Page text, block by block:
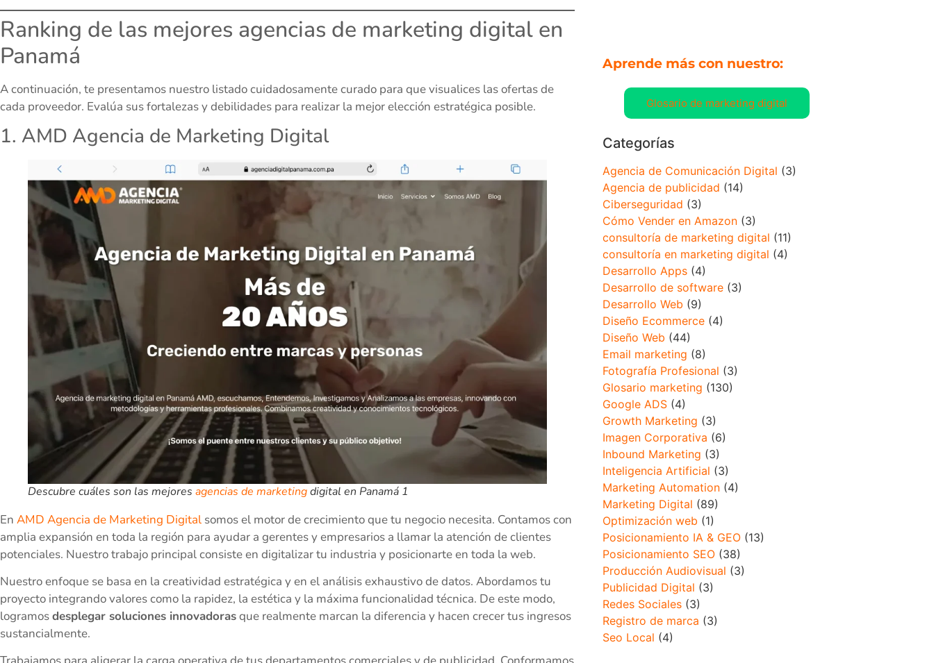
Ranking de las mejores agencias de marketing digital en
Panamá
A continuación, te presentamos nuestro listado cuidadosamente curado para que visualices las ofertas de
cada proveedor. Evalúa sus fortalezas y debilidades para realizar la mejor elección estratégica posible.
1. AMD Agencia de Marketing Digital
Descubre cuáles son las mejores agencias de marketingdigital en Panamá 1
En AMD Agencia de Marketing Digital somos el motor de crecimiento que tu negocio necesita. Contamos con
amplia expansión en toda la región para ayudar a gerentes y empresarios a llamar la atención de clientes
potenciales. Nuestro trabajo principal consiste en digitalizar tu industria y posicionarte en toda la web.
Nuestro enfoque se basa en la creatividad estratégica y en el análisis exhaustivo de datos. Abordamos tu
proyecto integrando valores como la rapidez, la estética y la máxima funcionalidad técnica. De este modo,
logramosdesplegar soluciones innovadorasque realmente marcan la diferencia y hacen crecer tus ingresos
sustancialmente.
Aprende más con nuestro:
Glosario de marketing digital
Categorías
Agencia de Comunicación Digital (3)
Agencia de publicidad (14)
Ciberseguridad (3)
Cómo Vender en Amazon(3)
consultoría de marketing digital (11)
consultoría en marketing digital (4)
Desarrollo Apps(4)
Desarrollo de software(3)
Desarrollo Web (9)
Diseño Ecommerce(4)
Diseño Web (44)
Email marketing (8)
Fotografía Profesional (3)
Glosario marketing (130)
Google ADS(4)
Growth Marketing (3)
Imagen Corporativa (6)
Inbound Marketing (3)
Inteligencia Artificial (3)
Marketing Automation(4)
Marketing Digital (89)
Optimización web (1)
Posicionamiento IA & GEO(13)
Posicionamiento SEO(38)
Producción Audiovisual (3)
Publicidad Digital (3)
Redes Sociales(3)
Registro de marca (3)
Seo Local (4)